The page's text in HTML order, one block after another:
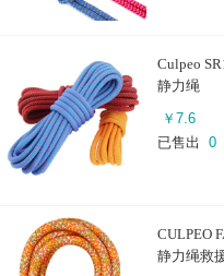
Culpeo
静力绳
￥ 7.6
已售出
0
CULPEO
静力绳救